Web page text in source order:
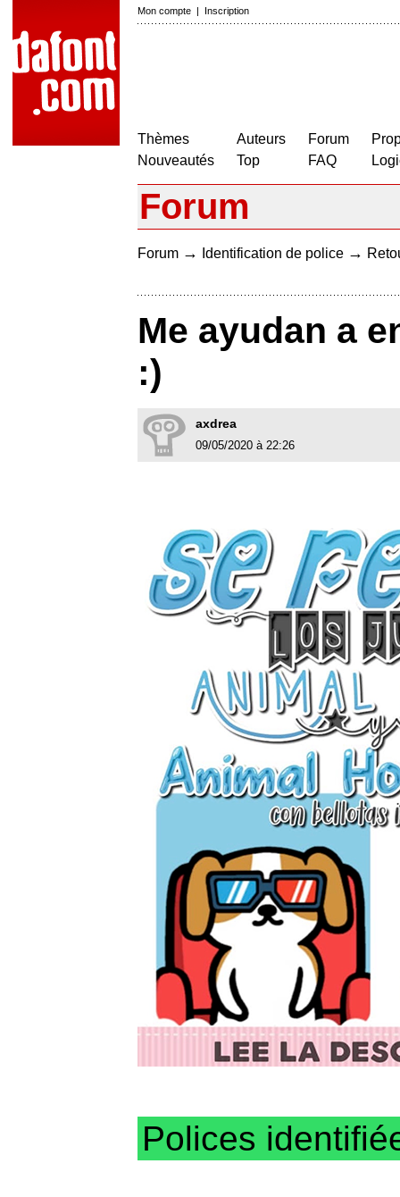
Mon compte | Inscription
Thèmes
Nouveautés
Auteurs
Top
Forum
FAQ
Forum
Forum → Identification de police →
Me ayudan a
:)
axdrea
09/05/2020 à 22:26
Polices